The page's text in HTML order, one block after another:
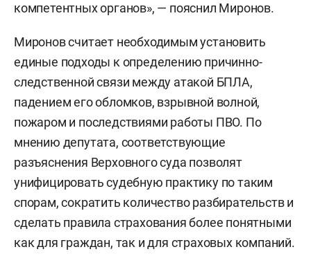
компетентных органов», — пояснил Миронов.
Миронов считает необходимым установить
единые подходы к определению причинно-
следственной связи между атакой БПЛА,
падением его обломков, взрывной волной,
пожаром и последствиями работы ПВО. По
мнению депутата, соответствующие
разъяснения Верховного суда позволят
унифицировать судебную практику по таким
спорам, сократить количество разбирательств и
сделать правила страхования более понятными
как для граждан, так и для страховых компаний.